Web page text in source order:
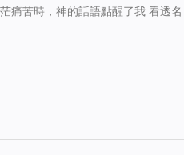
痛苦時，神的話語點醒了我 看透名